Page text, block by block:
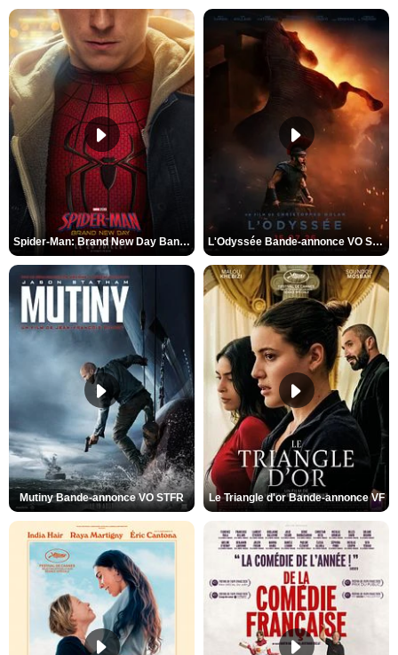
Spider-Man: Brand New Day Bande-annonce VO STFR L'Odyssée Bande-annonce VO STFR
Mutiny Bande-annonce VO STFR Le Triangle d'or Bande-annonce VF